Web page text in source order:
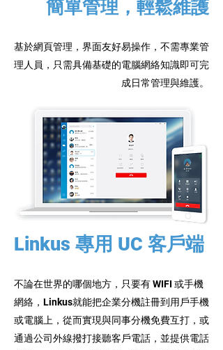
簡單管理，輕鬆維護
基於網頁管理，界面友好易操作，不需專業管
理人員，只需具備基礎的電腦網絡知識即可完
成日常管理與維護。
Linkus 專用 UC 客戶端
不論在世界的哪個地方，只要有 WIFI 或手機
網絡，Linkus就能把企業分機註冊到用戶手機
或電腦上，從而實現與同事分機免費互打，或
通過公司外線撥打接聽客戶電話，並提供電話